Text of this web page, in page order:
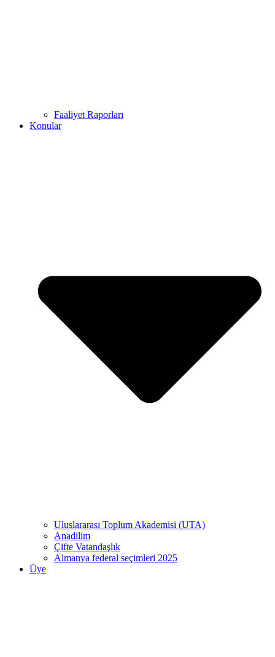
Faaliyet Raporları
Konular
Uluslararası Toplum Akademisi (UTA)
Anadilim
Çifte Vatandaşlık
Almanya federal seçimleri 2025
Üye